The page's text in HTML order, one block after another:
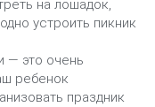
на лошадок,
устроить пикник
— это очень
ребенок
праздник